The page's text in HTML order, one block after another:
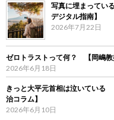
写真に埋まってい
デジタル指南】
2026年7月22日
ゼロトラストって何？ 【岡嶋教
2026年6月18日
きっと大平元首相は泣いている
治コラム】
2026年6月10日